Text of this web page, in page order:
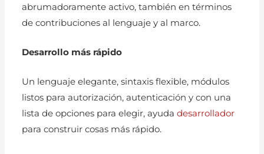
abrumadoramente activo, también en términos
de contribuciones al lenguaje y al marco.
Desarrollo más rápido
Un lenguaje elegante, sintaxis flexible, módulos
listos para autorización, autenticación y con una
lista de opciones para elegir, ayudadesarrollador
para construir cosas más rápido.